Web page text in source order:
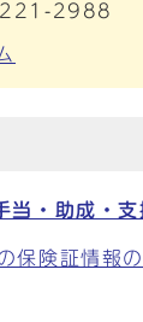
221-2988
当・助成・支
保険証情報